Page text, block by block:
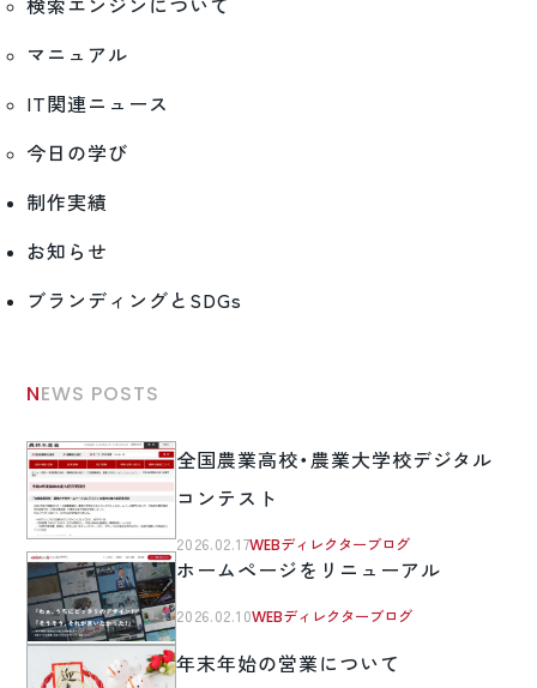
検索エンジンについて
マニュアル
IT関連ニュース
今日の学び
制作実績
お知らせ
ブランディングとSDGs
NEWS POSTS
全国農業高校・農業大学校デジタル
コンテスト
2026.02.17WEBディレクターブログ
ホームページをリニューアル
2026.02.10WEBディレクターブログ
年末年始の営業について